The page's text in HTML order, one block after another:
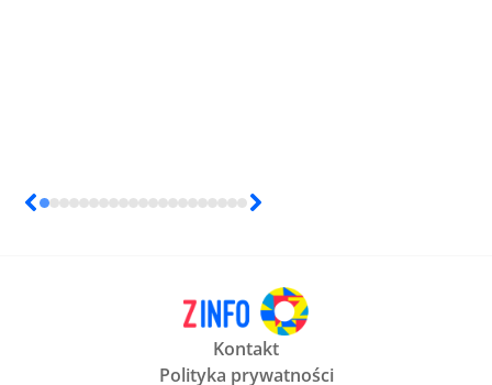
Kontakt
Polityka prywatności